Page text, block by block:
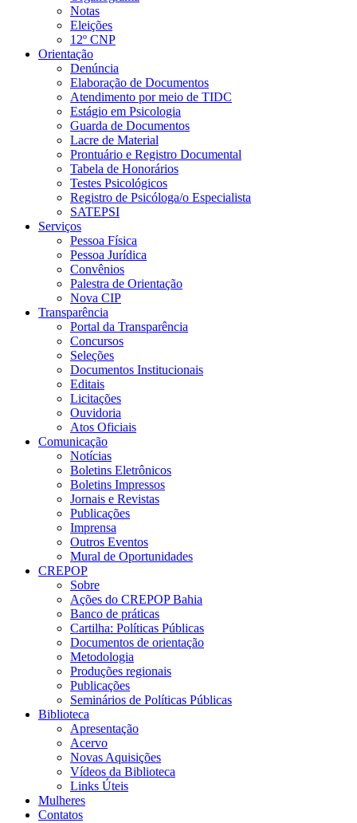
Notas
Eleições
12º CNP
Orientação
Denúncia
Elaboração de Documentos
Atendimento por meio de TIDC
Estágio em Psicologia
Guarda de Documentos
Lacre de Material
Prontuário e Registro Documental
Tabela de Honorários
Testes Psicológicos
Registro de Psicóloga/o Especialista
SATEPSI
Serviços
Pessoa Física
Pessoa Jurídica
Convênios
Palestra de Orientação
Nova CIP
Transparência
Portal da Transparência
Concursos
Seleções
Documentos Institucionais
Editais
Licitações
Ouvidoria
Atos Oficiais
Comunicação
Notícias
Boletins Eletrônicos
Boletins Impressos
Jornais e Revistas
Publicações
Imprensa
Outros Eventos
Mural de Oportunidades
CREPOP
Sobre
Ações do CREPOP Bahia
Banco de práticas
Cartilha: Políticas Públicas
Documentos de orientação
Metodologia
Produções regionais
Publicações
Seminários de Políticas Públicas
Biblioteca
Apresentação
Acervo
Novas Aquisições
Vídeos da Biblioteca
Links Úteis
Mulheres
Contatos